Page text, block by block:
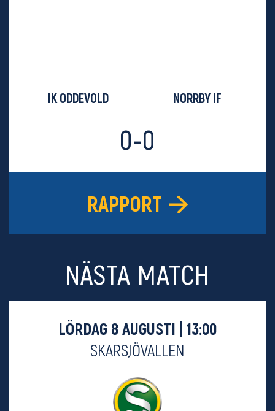
IK ODDEVOLD NORRBY IF
0-0
RAPPORT
NÄSTA MATCH
LÖRDAG 8 AUGUSTI | 13:00
SKARSJÖVALLEN